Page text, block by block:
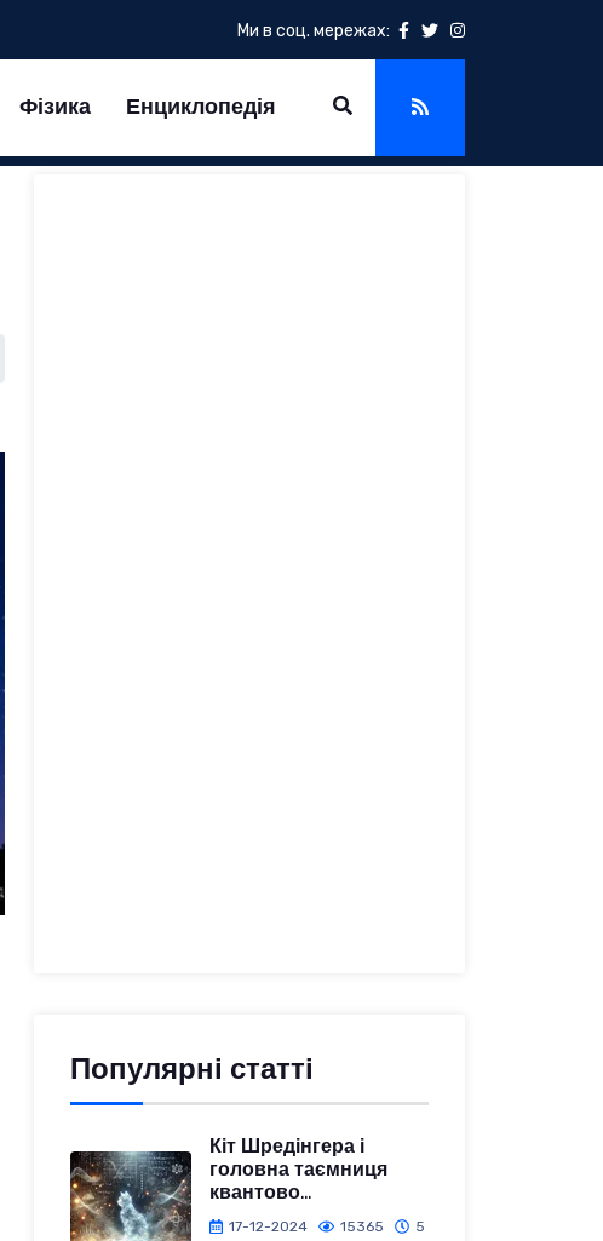
Ми в соц. мережах:
Фізика Енциклопедія
Популярні статті
Кіт Шредінгера і
головна таємниця
квантово...
17-12-2024 15365
5